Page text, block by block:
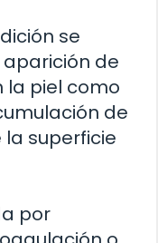
se
de
la piel como
de
superficie
por